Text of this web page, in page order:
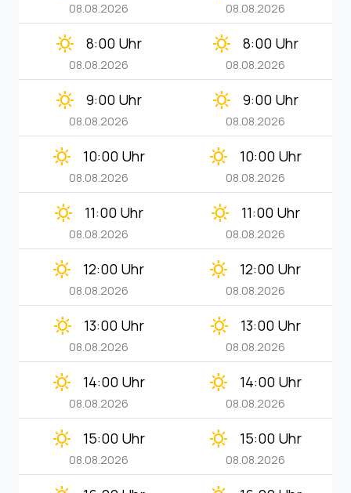
08.08.2026 08.08.2026
clear_day 8:00 Uhr
08.08.2026
clear_day 8:00 Uhr
08.08.2026
clear_day 9:00 Uhr
08.08.2026
clear_day 9:00 Uhr
08.08.2026
clear_day 10:00 Uhr
08.08.2026
clear_day 10:00 Uhr
08.08.2026
clear_day 11:00 Uhr
08.08.2026
clear_day 11:00 Uhr
08.08.2026
clear_day 12:00 Uhr
08.08.2026
clear_day 12:00 Uhr
08.08.2026
clear_day 13:00 Uhr
08.08.2026
clear_day 13:00 Uhr
08.08.2026
clear_day 14:00 Uhr
08.08.2026
clear_day 14:00 Uhr
08.08.2026
clear_day 15:00 Uhr
08.08.2026
clear_day 15:00 Uhr
08.08.2026